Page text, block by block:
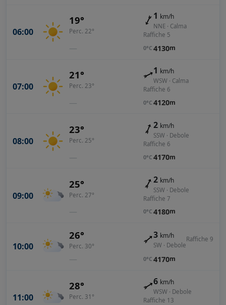
06:00
19°
Perc. 22°
—
1 km/h
NNE · Calma
Raffiche 5
0°C 4130m
07:00
21°
Perc. 23°
—
1 km/h
WSW · Calma
Raffiche 6
0°C 4120m
08:00
23°
Perc. 25°
—
2 km/h
SSW · Debole
Raffiche 6
0°C 4170m
09:00
25°
Perc. 27°
—
2 km/h
SSW · Debole
Raffiche 7
0°C 4180m
10:00
26°
Perc. 30°
—
3 km/h
SW · Debole
Raffiche 9
0°C 4170m
11:00
28°
Perc. 31°
6 km/h
WSW · Debole
Raffiche 13